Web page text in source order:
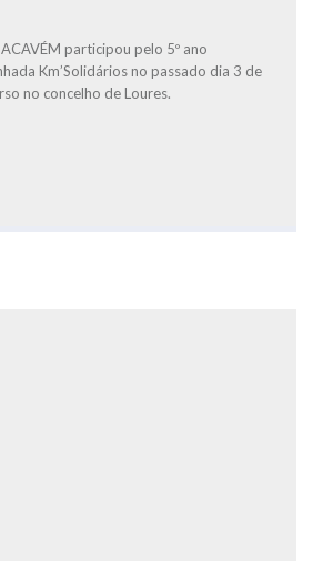
participou pelo 5º ano
Km’Solidários no passado dia 3 de
no concelho de Loures.